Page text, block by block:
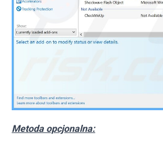
Metoda opcjonalna: